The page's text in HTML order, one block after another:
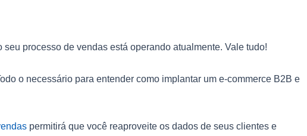
processo de vendas está operando atualmente. Vale tudo!
o necessário para entender como implantar um e-commerce B2B e
permitirá que você reaproveite os dados de seus clientes e